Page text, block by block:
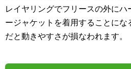
レイヤリングでフリースの外にハ
ージャケットを着用することにな
だと動きやすさが損なわれます。